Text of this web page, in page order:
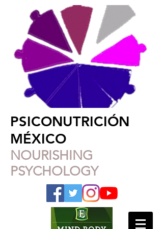
PSICONUTRICIÓN
MÉXICO
NOURISHING
PSYCHOLOGY